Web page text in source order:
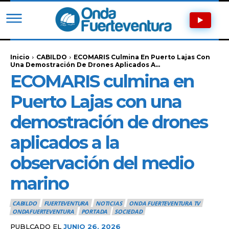
Inicio CABILDO
ECOMARIS Culmina En Puerto Lajas Con
Una Demostración De Drones Aplicados A...
ECOMARIS culmina en
Puerto Lajas con una
demostración de drones
aplicados a la
observación del medio
marino
CABILDO FUERTEVENTURA NOTICIAS
ONDA FUERTEVENTURA TV
ONDAFUERTEVENTURA
PORTADA SOCIEDAD
PUBLCADO EL JUNIO 26, 2026